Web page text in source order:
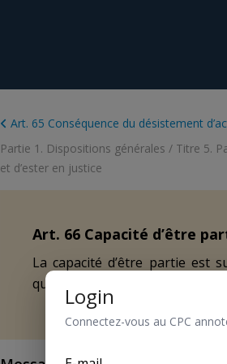
Art. 65 Conséquence du désistement
Partie 1. Dispositions générales / Titre 5.
et d’ester en justice
Art. 66 Capacité d’être
La capacité d’être partie est
qualité de partie en vertu du
Login
Connectez-vous au CPC